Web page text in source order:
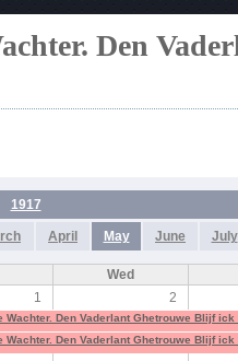
Den
1917
April May June July
Wed
1 2
Wachter. Den Vaderlant Ghetrouwe Blijf ick
Wachter. Den Vaderlant Ghetrouwe Blijf ick